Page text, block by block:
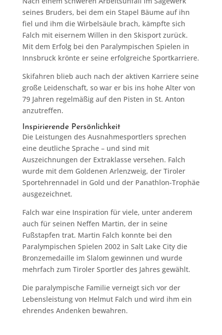
seines Bruders, bei dem ein Stapel Bäume auf ihn
fiel und ihm die Wirbelsäule brach, kämpfte sich
Falch mit eisernem Willen in den Skisport zurück.
Mit dem Erfolg bei den Paralympischen Spielen in
Innsbruck krönte er seine erfolgreiche Sportkarriere.
Skifahren blieb auch nach der aktiven Karriere seine
große Leidenschaft, so war er bis ins hohe Alter von
79 Jahren regelmäßig auf den Pisten in St. Anton
anzutreffen.
Inspirierende Persönlichkeit
Die Leistungen des Ausnahmesportlers sprechen
eine deutliche Sprache – und sind mit
Auszeichnungen der Extraklasse versehen. Falch
wurde mit dem Goldenen Arlenzweig, der Tiroler
Sportehrennadel in Gold und der Panathlon-Trophäe
ausgezeichnet.
Falch war eine Inspiration für viele, unter anderem
auch für seinen Neffen Martin, der in seine
Fußstapfen trat. Martin Falch konnte bei den
Paralympischen Spielen 2002 in Salt Lake City die
Bronzemedaille im Slalom gewinnen und wurde
mehrfach zum Tiroler Sportler des Jahres gewählt.
Die paralympische Familie verneigt sich vor der
Lebensleistung von Helmut Falch und wird ihm ein
ehrendes Andenken bewahren.